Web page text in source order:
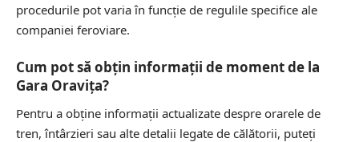
procedurile pot varia în funcție de regulile specifice ale
companiei feroviare.
Cum pot să obțin informații de moment de la
Gara Oravița?
Pentru a obține informații actualizate despre orarele de
tren, întârzieri sau alte detalii legate de călătorii, puteți